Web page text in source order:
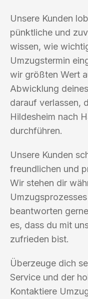
Unsere Kunden
pünktliche und
wissen, wie
Umzugstermin
wir größten Wert
Abwicklung
darauf verlassen,
Hildesheim nach
durchführen.
Unsere Kunden
freundlichen und
Wir stehen dir
beantworten
es, dass du mit
zufrieden bist.
Überzeuge dich
Service und der
Kontaktiere